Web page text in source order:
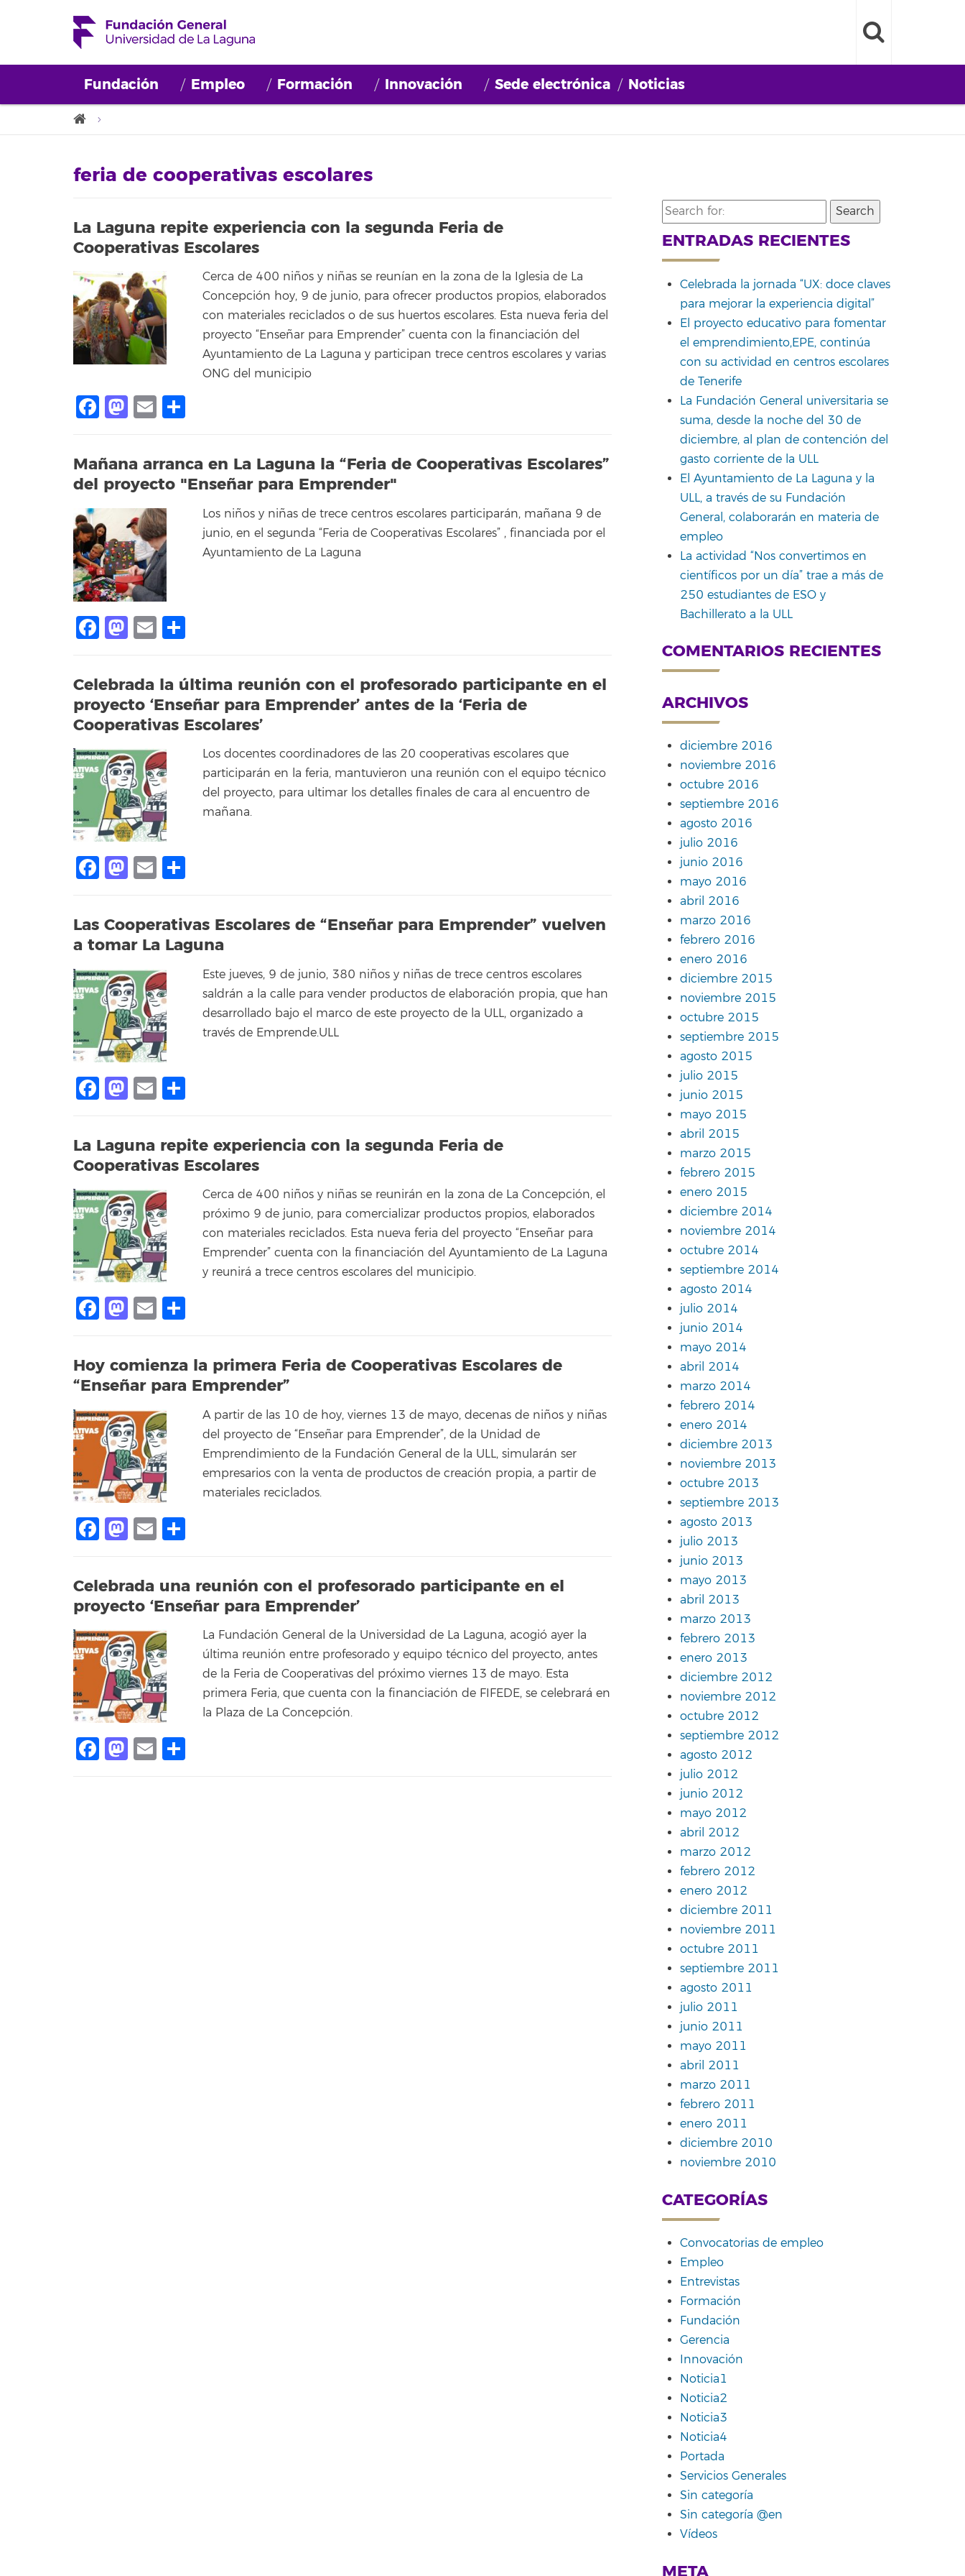
Fundación Empleo Formación Innovación Sede electrónica Noticias
feria de cooperativas escolares
La Laguna repite experiencia con la segunda Feria de
Cooperativas Escolares
Cerca de 400 niños y niñas se reunían en la zona de la Iglesia de La
Concepción hoy, 9 de junio, para ofrecer productos propios, elaborados
con materiales reciclados o de sus huertos escolares. Esta nueva feria del
proyecto “Enseñar para Emprender” cuenta con la financiación del
Ayuntamiento de La Laguna y participan trece centros escolares y varias
ONG del municipio
Facebook
Mastodon
Email
Mañana arranca en La Laguna la “Feria de Cooperativas Escolares”
del proyecto "Enseñar para Emprender"
Los niños y niñas de trece centros escolares participarán, mañana 9 de
junio, en el segunda “Feria de Cooperativas Escolares” , financiada por el
Ayuntamiento de La Laguna
Facebook
Mastodon
Email
Celebrada la última reunión con el profesorado participante en el
proyecto ‘Enseñar para Emprender’ antes de la ‘Feria de
Cooperativas Escolares’
Los docentes coordinadores de las 20 cooperativas escolares que
participarán en la feria, mantuvieron una reunión con el equipo técnico
del proyecto, para ultimar los detalles finales de cara al encuentro de
mañana.
Facebook
Mastodon
Email
Las Cooperativas Escolares de “Enseñar para Emprender” vuelven
a tomar La Laguna
Este jueves, 9 de junio, 380 niños y niñas de trece centros escolares
saldrán a la calle para vender productos de elaboración propia, que han
desarrollado bajo el marco de este proyecto de la ULL, organizado a
través de Emprende.ULL
Facebook
Mastodon
Email
La Laguna repite experiencia con la segunda Feria de
Cooperativas Escolares
Cerca de 400 niños y niñas se reunirán en la zona de La Concepción, el
próximo 9 de junio, para comercializar productos propios, elaborados
con materiales reciclados. Esta nueva feria del proyecto “Enseñar para
Emprender” cuenta con la financiación del Ayuntamiento de La Laguna
y reunirá a trece centros escolares del municipio.
Facebook
Mastodon
Email
Hoy comienza la primera Feria de Cooperativas Escolares de
“Enseñar para Emprender”
A partir de las 10 de hoy, viernes 13 de mayo, decenas de niños y niñas
del proyecto de “Enseñar para Emprender”, de la Unidad de
Emprendimiento de la Fundación General de la ULL, simularán ser
empresarios con la venta de productos de creación propia, a partir de
materiales reciclados.
Facebook
Mastodon
Email
Celebrada una reunión con el profesorado participante en el
proyecto ‘Enseñar para Emprender’
La Fundación General de la Universidad de La Laguna, acogió ayer la
última reunión entre profesorado y equipo técnico del proyecto, antes
de la Feria de Cooperativas del próximo viernes 13 de mayo. Esta
primera Feria, que cuenta con la financiación de FIFEDE, se celebrará en
la Plaza de La Concepción.
Facebook
Mastodon
Email
Search
for:
ENTRADAS RECIENTES
Celebrada la jornada “UX: doce claves
para mejorar la experiencia digital”
El proyecto educativo para fomentar
el emprendimiento,EPE, continúa
con su actividad en centros escolares
de Tenerife
La Fundación General universitaria se
suma, desde la noche del 30 de
diciembre, al plan de contención del
gasto corriente de la ULL
El Ayuntamiento de La Laguna y la
ULL, a través de su Fundación
General, colaborarán en materia de
empleo
La actividad “Nos convertimos en
científicos por un día” trae a más de
250 estudiantes de ESO y
Bachillerato a la ULL
COMENTARIOS RECIENTES
ARCHIVOS
diciembre 2016
noviembre 2016
octubre 2016
septiembre 2016
agosto 2016
julio 2016
junio 2016
mayo 2016
abril 2016
marzo 2016
febrero 2016
enero 2016
diciembre 2015
noviembre 2015
octubre 2015
septiembre 2015
agosto 2015
julio 2015
junio 2015
mayo 2015
abril 2015
marzo 2015
febrero 2015
enero 2015
diciembre 2014
noviembre 2014
octubre 2014
septiembre 2014
agosto 2014
julio 2014
junio 2014
mayo 2014
abril 2014
marzo 2014
febrero 2014
enero 2014
diciembre 2013
noviembre 2013
octubre 2013
septiembre 2013
agosto 2013
julio 2013
junio 2013
mayo 2013
abril 2013
marzo 2013
febrero 2013
enero 2013
diciembre 2012
noviembre 2012
octubre 2012
septiembre 2012
agosto 2012
julio 2012
junio 2012
mayo 2012
abril 2012
marzo 2012
febrero 2012
enero 2012
diciembre 2011
noviembre 2011
octubre 2011
septiembre 2011
agosto 2011
julio 2011
junio 2011
mayo 2011
abril 2011
marzo 2011
febrero 2011
enero 2011
diciembre 2010
noviembre 2010
CATEGORÍAS
Convocatorias de empleo
Empleo
Entrevistas
Formación
Fundación
Gerencia
Innovación
Noticia1
Noticia2
Noticia3
Noticia4
Portada
Servicios Generales
Sin categoría
Sin categoría @en
Vídeos
META